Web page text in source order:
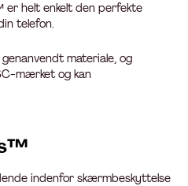
helt enkelt den perfekte
telefon.
materiale, og
mærket og kan
indenfor skærmbeskyttelse